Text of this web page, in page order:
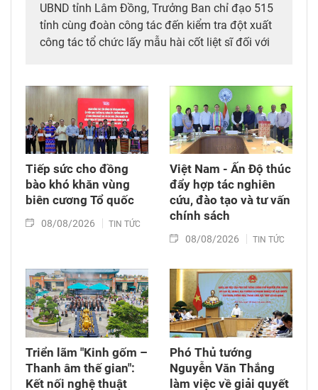
UBND tỉnh Lâm Đồng, Trưởng Ban chỉ đạo 515
tỉnh cùng đoàn công tác đến kiểm tra đột xuất
công tác tổ chức lấy mẫu hài cốt liệt sĩ đối với
thời tặng quà cho cán bộ, chiến sĩ tham gia
công tác lấy mẫu tại đây.
Tiếp sức cho đồng
bào khó khăn vùng
biên cương Tổ quốc
08/08/2026 TIN TỨC
Việt Nam - Ấn Độ thúc
đẩy hợp tác nghiên
cứu, đào tạo và tư vấn
chính sách
08/08/2026 TIN TỨC
Triển lãm "Kinh gốm –
Thanh âm thế gian":
Kết nối nghệ thuật
Phó Thủ tướng
Nguyễn Văn Thắng
làm việc về giải quyết